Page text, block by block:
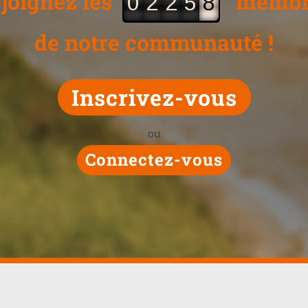
de notre communauté !
Inscrivez-vous
ou
Connectez-vous